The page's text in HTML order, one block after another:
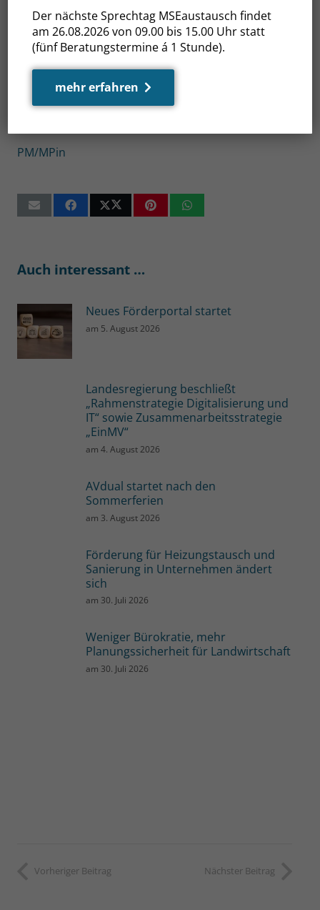
unsere Partnerregion Turku und nach Helsinki. Im
September treffen wir uns, auch hier in Rostock,
zur Wirtschaftskonferenz, die wir zusammen mit
der Deutsch-Finnischen Außenhandelskammer
ausrichten. Zur Teilnahme an solchen
Unternehmertagen sind alle Unternehmen im
PM/MPin
Auch interessant …
Neues Förderportal startet
am 5. August 2026
Landesregierung beschließt
„Rahmenstrategie Digitalisierung und
IT“ sowie Zusammenarbeitsstrategie
„EinMV“
am4. August 2026
AVdual startet nach den
Sommerferien
am 3. August 2026
Förderung für Heizungstausch und
Sanierung in Unternehmen ändert
sich
am 30. Juli 2026
Weniger Bürokratie, mehr
Planungssicherheit für Landwirtschaft
am 30. Juli 2026
Vorheriger Beitrag Nächster Beitrag
Der nächste Sprechtag MSEaustausch findet
am 26.08.2026 von 09.00 bis 15.00 Uhr statt
(fünf Beratungstermine á 1 Stunde).
mehr erfahren